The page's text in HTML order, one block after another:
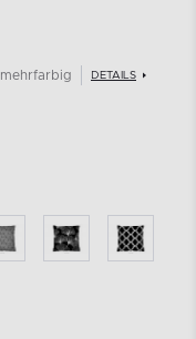
mehrfarbig DETAILS